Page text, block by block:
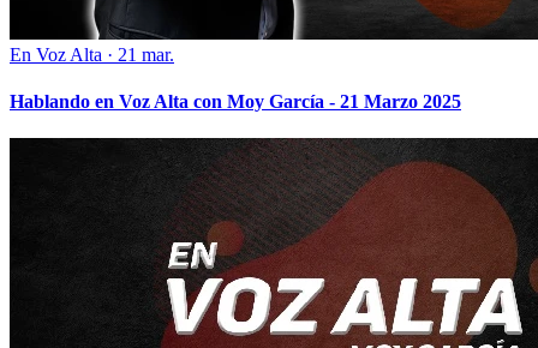
En Voz Alta · 21 mar.
Hablando en Voz Alta con Moy García - 21 Marzo 2025